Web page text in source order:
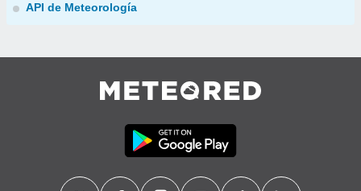
API de Meteorología